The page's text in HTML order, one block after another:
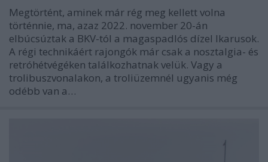
Megtörtént, aminek már rég meg kellett volna
történnie, ma, azaz 2022. november 20-án
elbúcsúztak a BKV-tól a magaspadlós dízel Ikarusok.
A régi technikáért rajongók már csak a nosztalgia- és
retróhétvégéken találkozhatnak velük. Vagy a
trolibuszvonalakon, a troliüzemnél ugyanis még
odébb van a…